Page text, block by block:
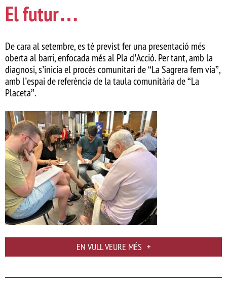
El futur…
De cara al setembre, es té previst fer una presentació més
oberta al barri, enfocada més al Pla d’Acció. Per tant, amb la
diagnosi, s’inicia el procés comunitari de “La Sagrera fem via”,
amb l’espai de referència de la taula comunitària de “La
Placeta”.
EN VULL VEURE MÉS +